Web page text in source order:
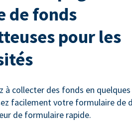
de fonds
pour les
à collecter des fonds en
facilement votre formulaire de
de formulaire rapide.